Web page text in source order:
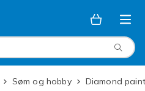
Søm og hobby Diamond